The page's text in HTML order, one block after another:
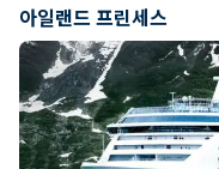
아일랜드 프린세스